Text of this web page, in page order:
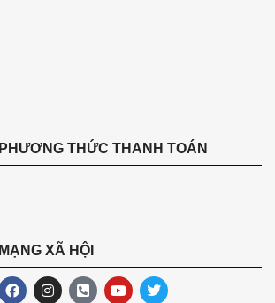
PHƯƠNG THỨC THANH TOÁN
MẠNG XÃ HỘI